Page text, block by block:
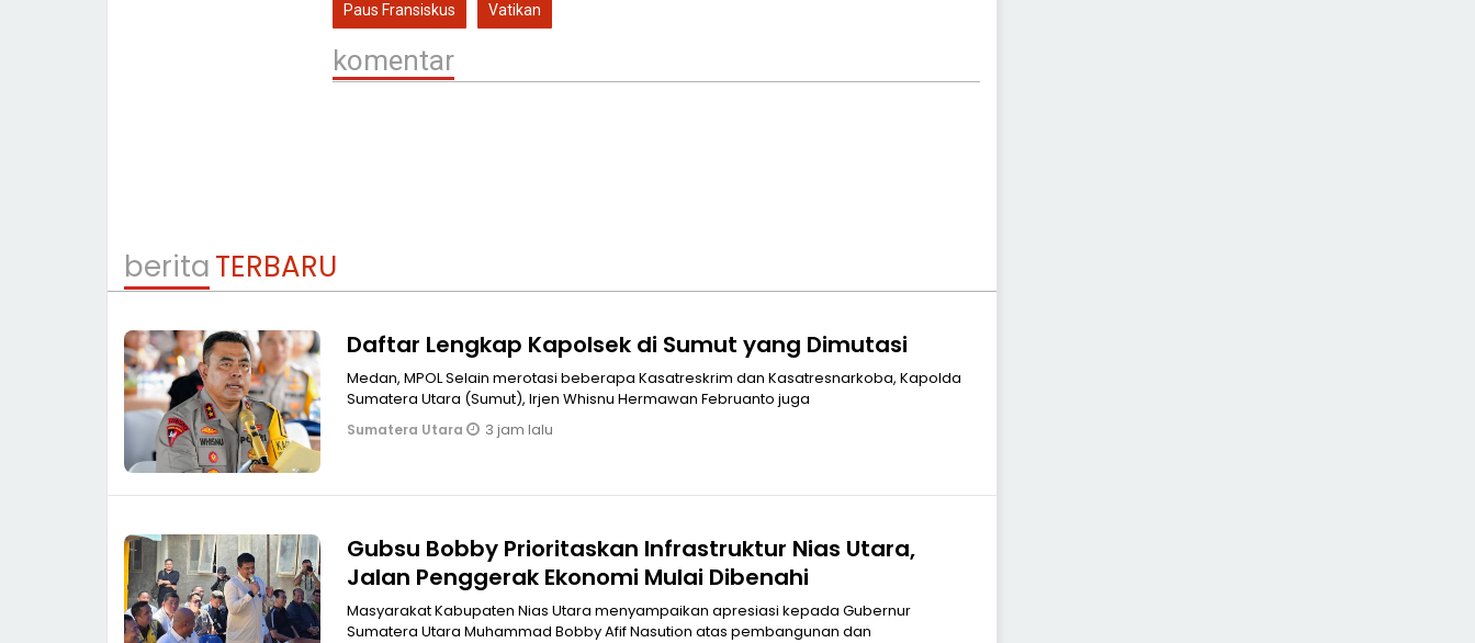
Paus Fransiskus Vatikan
komentar
beritaTERBARU
Daftar Lengkap Kapolsek di Sumut yang Dimutasi
Medan, MPOL Selain merotasi beberapa Kasatreskrim dan Kasatresnarkoba, Kapolda
Sumatera Utara (Sumut), Irjen Whisnu Hermawan Februanto juga
Sumatera Utara 3 jam lalu
Gubsu Bobby Prioritaskan Infrastruktur Nias Utara,
Jalan Penggerak Ekonomi Mulai Dibenahi
Masyarakat Kabupaten Nias Utara menyampaikan apresiasi kepada Gubernur
Sumatera Utara Muhammad Bobby Afif Nasution atas pembangunan dan